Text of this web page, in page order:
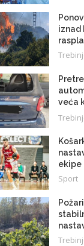
iznad
veća
osoba
ekipe
Sport